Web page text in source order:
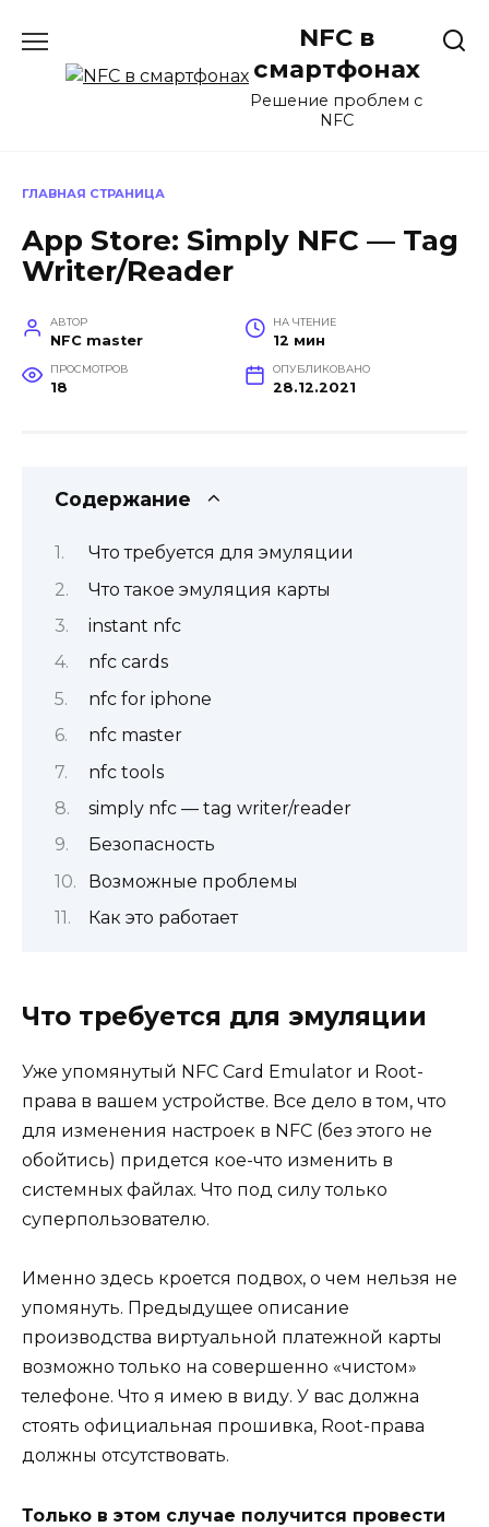
содержанию
NFC в
смартфонах
Решение проблем с
NFC
ГЛАВНАЯ СТРАНИЦА
‎App Store: Simply NFC — Tag
Writer/Reader
АВТОР
NFC master
НА ЧТЕНИЕ
12 мин
ПРОСМОТРОВ
18
ОПУБЛИКОВАНО
28.12.2021
Содержание
Что требуется для эмуляции
Что такое эмуляция карты
‎instant nfc
‎nfc cards
‎nfc for iphone
‎nfc master
‎nfc tools
‎simply nfc — tag writer/reader
Безопасность
Возможные проблемы
Как это работает
Что требуется для эмуляции
Уже упомянутый NFC Card Emulator и Root-
права в вашем устройстве. Все дело в том, что
для изменения настроек в NFC (без этого не
обойтись) придется кое-что изменить в
системных файлах. Что под силу только
суперпользователю.
Именно здесь кроется подвох, о чем нельзя не
упомянуть. Предыдущее описание
производства виртуальной платежной карты
возможно только на совершенно «чистом»
телефоне. Что я имею в виду. У вас должна
стоять официальная прошивка, Root-права
должны отсутствовать.
Только в этом случае получится провести